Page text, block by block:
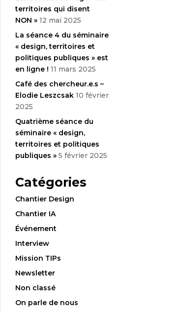
territoires qui disent
NON » 12 mai 2025
La séance 4 du séminaire
« design, territoires et
politiques publiques » est
en ligne ! 11 mars 2025
Café des chercheur.e.s –
Elodie Leszcsak 10 février
2025
Quatrième séance du
séminaire « design,
territoires et politiques
publiques » 5 février 2025
Catégories
Chantier Design
Chantier IA
Événement
Interview
Mission TIPs
Newsletter
Non classé
On parle de nous